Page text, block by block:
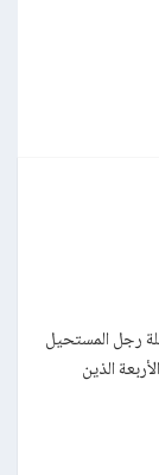
رجل المستحيل
الذين